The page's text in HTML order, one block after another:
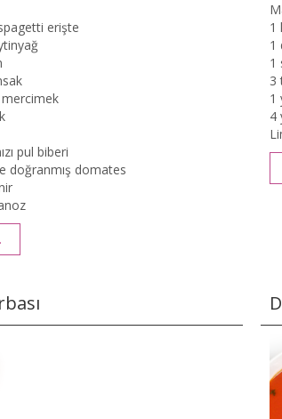
erişte
pul biberi
doğranmış domates
1
1
1
3
1
4